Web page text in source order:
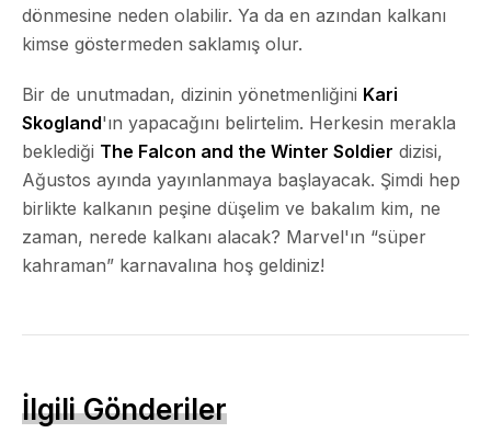
dönmesine neden olabilir. Ya da en azından kalkanı
kimse göstermeden saklamış olur.
Bir de unutmadan, dizinin yönetmenliğini Kari
Skogland'ın yapacağını belirtelim. Herkesin merakla
beklediği The Falcon and the Winter Soldier dizisi,
Ağustos ayında yayınlanmaya başlayacak. Şimdi hep
birlikte kalkanın peşine düşelim ve bakalım kim, ne
zaman, nerede kalkanı alacak? Marvel'ın “süper
kahraman” karnavalına hoş geldiniz!
İlgili Gönderiler